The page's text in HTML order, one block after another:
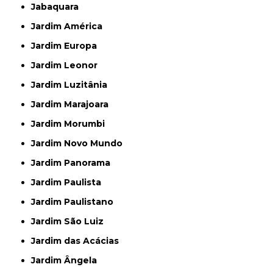
Jabaquara
Jardim América
Jardim Europa
Jardim Leonor
Jardim Luzitânia
Jardim Marajoara
Jardim Morumbi
Jardim Novo Mundo
Jardim Panorama
Jardim Paulista
Jardim Paulistano
Jardim São Luiz
Jardim das Acácias
Jardim Ângela